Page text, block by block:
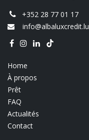
+352 28 77 01 17
info@albaluxcredit.lu
Home
À propos
Prêt
FAQ
Actualités
Contact